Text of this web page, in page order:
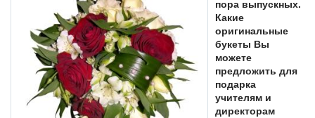
пора выпускных.
Какие
оригинальные
букеты Вы
можете
предложить для
подарка
учителям и
директорам